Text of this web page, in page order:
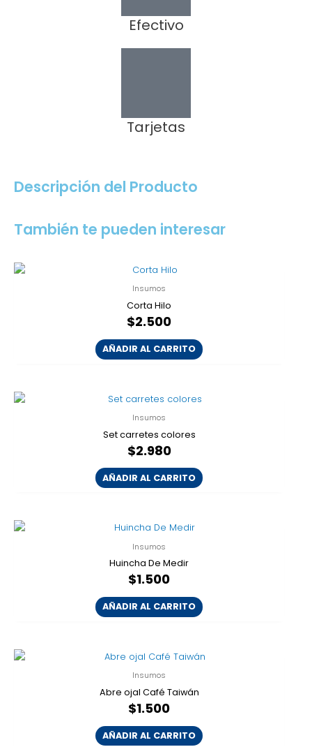
Efectivo
Tarjetas
Descripción del Producto
También te pueden interesar
Insumos
Corta Hilo
$2.500
AÑADIR AL CARRITO
Insumos
Set carretes colores
$2.980
AÑADIR AL CARRITO
Insumos
Huincha De Medir
$1.500
AÑADIR AL CARRITO
Insumos
Abre ojal Café Taiwán
$1.500
AÑADIR AL CARRITO